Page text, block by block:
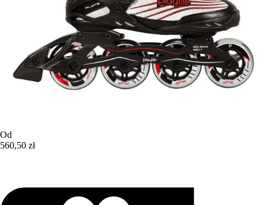
Od
560,50 zł